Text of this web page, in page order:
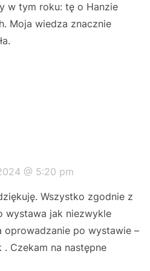
w tym roku: tę o Hanzie
Moja wiedza znacznie
@ 5:20 pm
Wszystko zgodnie z
wystawa jak niezwykle
oprowadzanie po wystawie –
Czekam na następne